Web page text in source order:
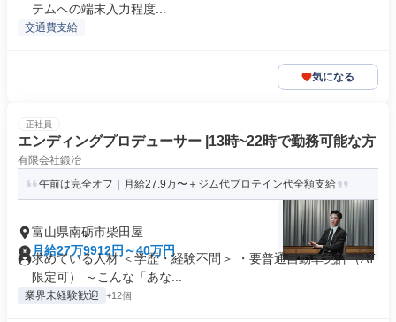
テムへの端末入力程度...
交通費支給
気になる
正社員
エンディングプロデューサー |13時~22時で勤務可能な方
有限会社鍛冶
午前は完全オフ｜月給27.9万〜＋ジム代プロテイン代全額支給
富山県南砺市柴田屋
月給27万9912円～40万円
求めている人材 ＜学歴・経験不問＞ ・要普通自動車免許（AT
限定可） ～こんな「あな...
業界未経験歓迎 +12個